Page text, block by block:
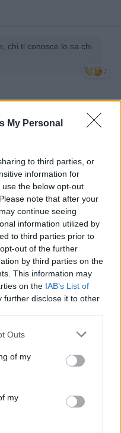
My Personal
to third parties, or
information for
the below opt-out
note that after your
continue seeing
information utilized by
to third parties prior to
out of the further
by third parties on the
This information may
on the IAB’s List of
further disclose it to other
Outs
of my
my
chi ti conosce lo sa chi
2
diversa 😂😂
2
si 😁
anche a te 🤗🌻
1